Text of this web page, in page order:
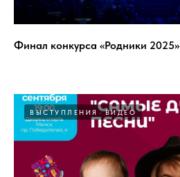
Финал конкурса «Родники 2025»
ВЫСТУПЛЕНИЯ ВИДЕО